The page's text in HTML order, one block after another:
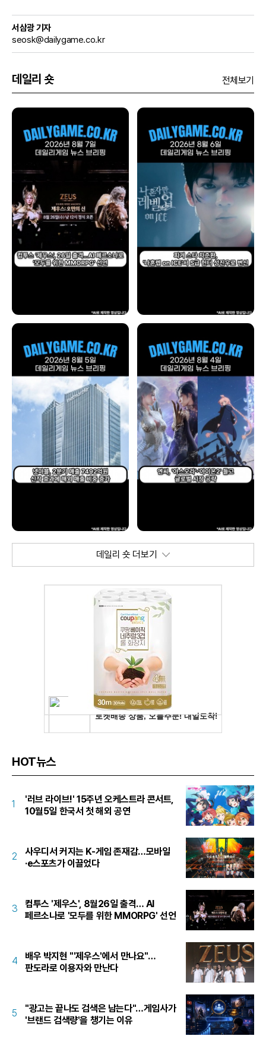
서삼광 기자
seosk@dailygame.co.kr
데일리 숏 전체보기
데일리 숏 더보기
HOT뉴스
1
'러브 라이브!' 15주년 오케스트라 콘서트,
10월5일 한국서 첫 해외 공연
2
사우디서 커지는 K-게임 존재감…모바일
·e스포츠가 이끌었다
3
컴투스 '제우스', 8월26일 출격… AI
페르소나로 '모두를 위한 MMORPG' 선언
4
배우 박지현 "'제우스'에서 만나요"…
판도라로 이용자와 만난다
5
"광고는 끝나도 검색은 남는다"…게임사가
'브랜드 검색량'을 챙기는 이유